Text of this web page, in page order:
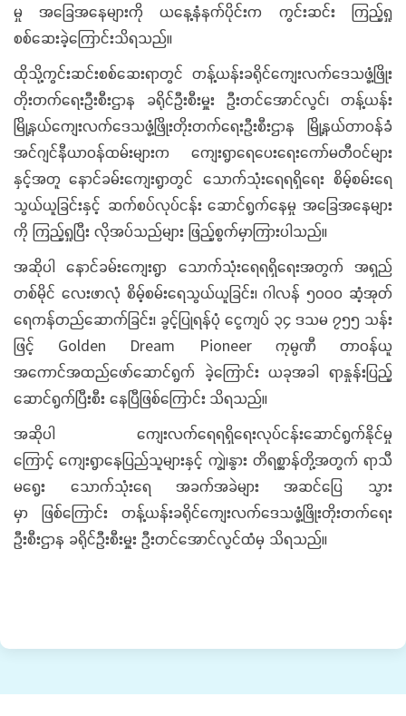
မှု အခြေအနေများကို ယနေ့နံနက်ပိုင်းက ကွင်းဆင်း ကြည့်ရှု
စစ်ဆေးခဲ့ကြောင်းသိရသည်။
ထိုသို့ကွင်းဆင်းစစ်ဆေးရာတွင် တန့်ယန်းခရိုင်ကျေးလက်ဒေသဖွံ့ဖြိုး
တိုးတက်ရေးဦးစီးဌာန ခရိုင်ဦးစီးမှူး ဦးတင်အောင်လွင်၊ တန့်ယန်း
မြို့နယ်ကျေးလက်ဒေသဖွံ့ဖြိုးတိုးတက်ရေးဦးစီးဌာန မြို့နယ်တာဝန်ခံ
အင်ဂျင်နီယာဝန်ထမ်းများက ကျေးရွာရေပေးရေးကော်မတီဝင်များ
နှင့်အတူ နောင်ခမ်းကျေးရွာတွင် သောက်သုံးရေရရှိရေး စိမ့်စမ်းရေ
သွယ်ယူခြင်းနှင့် ဆက်စပ်လုပ်ငန်း ဆောင်ရွက်နေမှု အခြေအနေများ
ကို ကြည့်ရှုပြီး လိုအပ်သည်များ ဖြည့်စွက်မှာကြားပါသည်။
အဆိုပါ နောင်ခမ်းကျေးရွာ သောက်သုံးရေရရှိရေးအတွက် အရှည်
တစ်မိုင် လေးဖာလုံ စိမ့်စမ်းရေသွယ်ယူခြင်း၊ ဂါလန် ၅၀၀၀ ဆံ့အုတ်
ရေကန်တည်ဆောက်ခြင်း၊ ခွင့်ပြုရန်ပုံ ငွေကျပ် ၃၄ ဒသမ ၇၅၅ သန်း
ဖြင့် Golden Dream Pioneer ကုမ္ပဏီ တာဝန်ယူ
အကောင်အထည်ဖော်ဆောင်ရွက် ခဲ့ကြောင်း ယခုအခါ ရာနှုန်းပြည့်
‌ဆောင်ရွက်ပြီးစီး နေပြီဖြစ်ကြောင်း သိရသည်။
အဆိုပါ ကျေးလက်ရေရရှိရေးလုပ်ငန်းဆောင်ရွက်နိုင်မှု
ကြောင့် ကျေးရွာနေပြည်သူများနှင့် ကျွဲ၊နွား တိရစ္ဆာန်တို့အတွက် ရာသီ
မရွေး သောက်သုံးရေ အခက်အခဲများ အဆင်ပြေ သွား
မှာ ဖြစ်ကြောင်း တန့်ယန်းခရိုင်ကျေးလက်ဒေသဖွံ့ဖြိုးတိုးတက်ရေး
ဦးစီးဌာန ခရိုင်ဦးစီးမှူး ဦးတင်အောင်လွင်ထံမှ သိရသည်။